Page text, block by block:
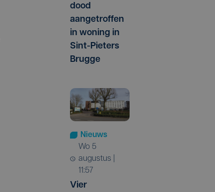
dood
aangetroffen
in woning in
Sint-Pieters
Brugge
Nieuws
wo 5
augustus |
11:57
Vier